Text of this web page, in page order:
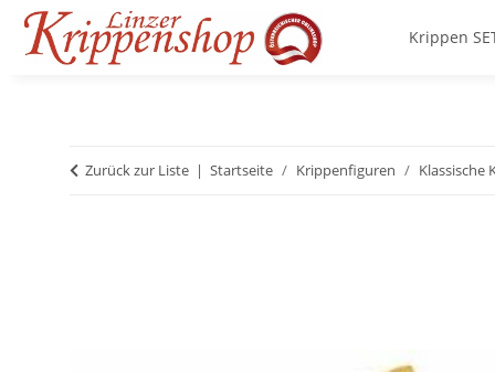
Krippen
Zurück zur Liste Startseite Krippenfiguren Klassische